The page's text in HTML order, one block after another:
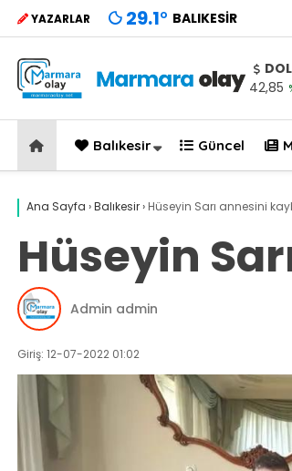
YAZARLAR 29.1° BALIKESIR
42,85
Balıkesir Güncel
Ana Sayfa ›Balıkesir› Hüseyin Sarı annesini
Hüseyin
Admin admin
Giriş: 12-07-2022 01:02